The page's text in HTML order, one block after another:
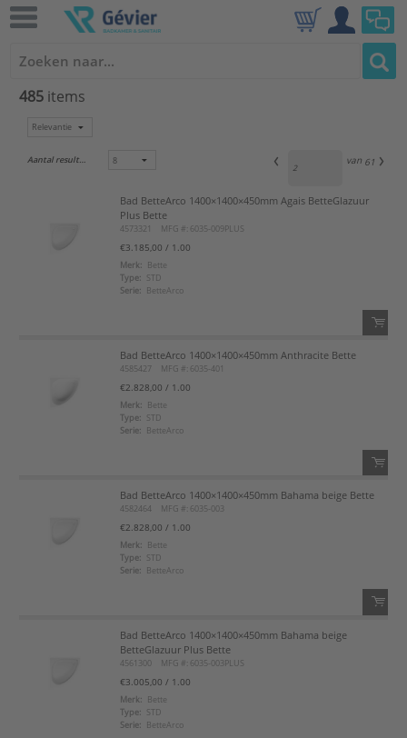
485 items
Aantal resultaten: van 61
Bad BetteArco 1400×1400×450mm Agais BetteGlazuur
Plus Bette
4573321 MFG #: 6035-009PLUS
€3.185,00 / 1.00
Merk:
Bette
Type:
STD
Serie:
BetteArco
Voeg toe aan favorietenlijst
Bad BetteArco 1400×1400×450mm Anthracite Bette
4585427 MFG #: 6035-401
€2.828,00 / 1.00
Merk:
Bette
Type:
STD
Serie:
BetteArco
Voeg toe aan favorietenlijst
Bad BetteArco 1400×1400×450mm Bahama beige Bette
4582464 MFG #: 6035-003
€2.828,00 / 1.00
Merk:
Bette
Type:
STD
Serie:
BetteArco
Voeg toe aan favorietenlijst
Bad BetteArco 1400×1400×450mm Bahama beige
BetteGlazuur Plus Bette
4561300 MFG #: 6035-003PLUS
€3.005,00 / 1.00
Merk:
Bette
Type:
STD
Serie:
BetteArco